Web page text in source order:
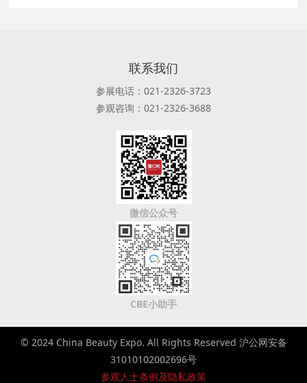
联系我们
参展电话：021-2326-3723
参观咨询：021-2326-3688
微信公众号
CBE小助手
© 2024 China Beauty Expo. All Rights Reserved 沪公网安备
31010102002696号
参观人士条例及隐私政策